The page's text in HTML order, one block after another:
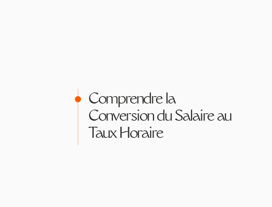
Comprendre la
Conversion du Salaire au
Taux Horaire